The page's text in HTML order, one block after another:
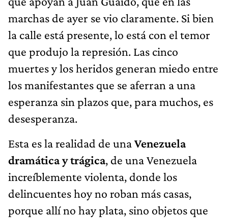
marchas de ayer se vio claramente. Si bien
la calle está presente, lo está con el temor
que produjo la represión. Las cinco
muertes y los heridos generan miedo entre
los manifestantes que se aferran a una
esperanza sin plazos que, para muchos, es
desesperanza.
Esta es la realidad de unaVenezuela
dramática y trágica, de una Venezuela
increíblemente violenta, donde los
delincuentes hoy no roban más casas,
porque allí no hay plata, sino objetos que